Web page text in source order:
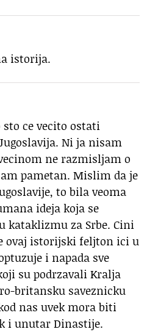
istorija.
sto ce vecito ostati
Ni ja nisam
ne razmisljam o
pametan. Mislim da je
to bila veoma
ideja koja se
kataklizmu za Srbe. Cini
ovaj istorijski feljton ici u
i napada sve
su podrzavali Kralja
britansku saveznicku
nas uvek mora biti
i unutar Dinastije.